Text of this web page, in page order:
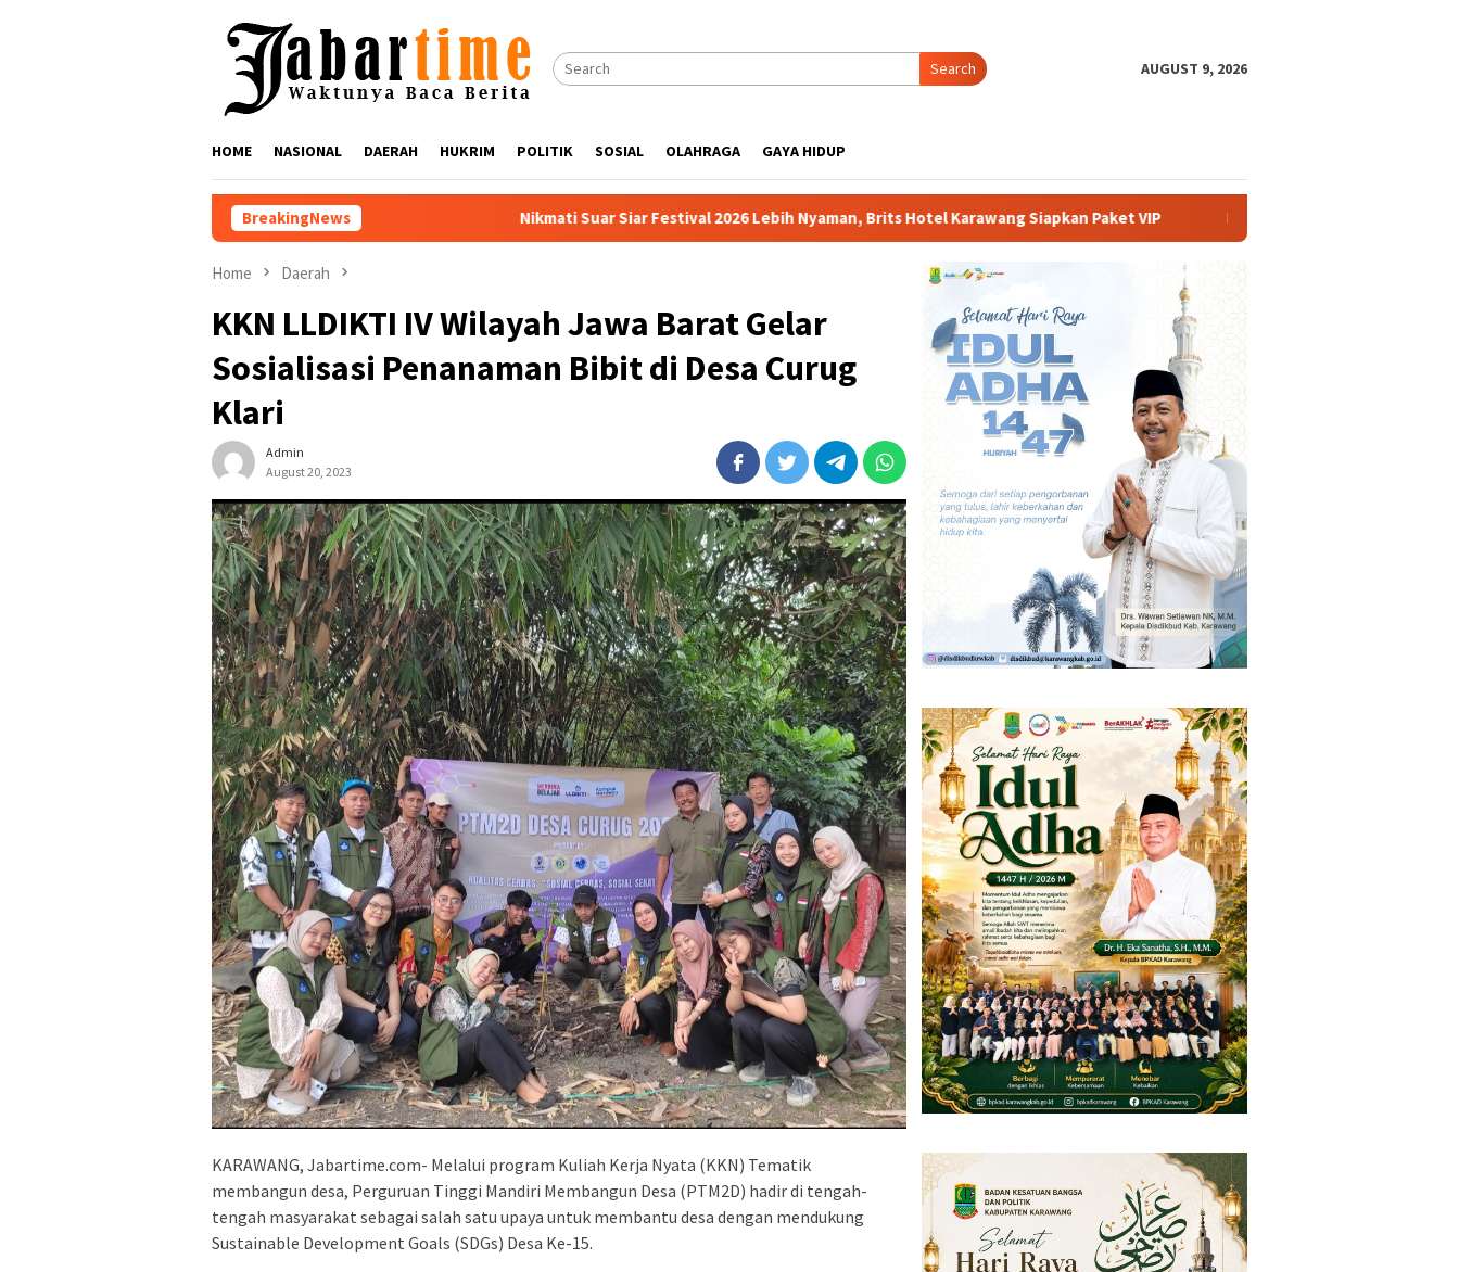
Search AUGUST 9, 2026
HOME NASIONAL DAERAH HUKRIM POLITIK SOSIAL OLAHRAGA GAYA HIDUP
BreakingNewsNikmati Suar Siar Festival 2026 Lebih Nyaman, Brits Hotel Karawang Siapkan Paket VIP Buka PKKMB 2026, Rektor UNSIKA Ajak Mahasiswa Berani
Home Daerah
KKN LLDIKTI IV Wilayah Jawa Barat Gelar
Sosialisasi Penanaman Bibit di Desa Curug
Klari
Admin
August 20, 2023
KARAWANG, Jabartime.com- Melalui program Kuliah Kerja Nyata (KKN) Tematik
membangun desa, Perguruan Tinggi Mandiri Membangun Desa (PTM2D) hadir di tengah-
tengah masyarakat sebagai salah satu upaya untuk membantu desa dengan mendukung
Sustainable Development Goals (SDGs) Desa Ke-15.